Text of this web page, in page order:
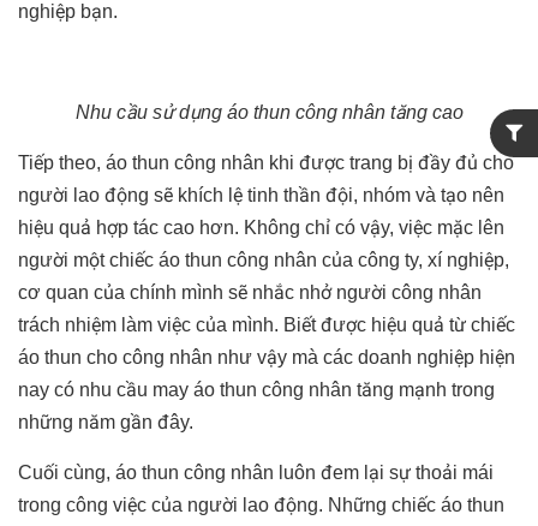
nghiệp bạn.
Nhu cầu sử dụng áo thun công nhân tăng cao
Tiếp theo, áo thun công nhân khi được trang bị đầy đủ cho
người lao động sẽ khích lệ tinh thần đội, nhóm và tạo nên
hiệu quả hợp tác cao hơn. Không chỉ có vậy, việc mặc lên
người một chiếc áo thun công nhân của công ty, xí nghiệp,
cơ quan của chính mình sẽ nhắc nhở người công nhân
trách nhiệm làm việc của mình. Biết được hiệu quả từ chiếc
áo thun cho công nhân như vậy mà các doanh nghiệp hiện
nay có nhu cầu may áo thun công nhân tăng mạnh trong
những năm gần đây.
Cuối cùng, áo thun công nhân luôn đem lại sự thoải mái
trong công việc của người lao động. Những chiếc áo thun